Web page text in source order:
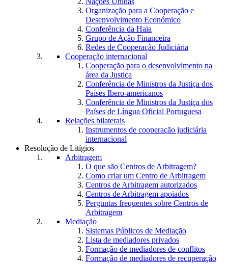
Organização para a Cooperação e
Desenvolvimento Económico
Conferência da Haia
Grupo de Ação Financeira
Redes de Cooperação Judiciária
Cooperação internacional
Cooperação para o desenvolvimento na
área da Justiça
Conferência de Ministros da Justiça dos
Países Ibero-americanos
Conferência de Ministros da Justiça dos
Países de Língua Oficial Portuguesa
Relações bilaterais
Instrumentos de cooperação judiciária
internacional
Resolução de Litígios
Arbitragem
O que são Centros de Arbitragem?
Como criar um Centro de Arbitragem
Centros de Arbitragem autorizados
Centros de Arbitragem apoiados
Perguntas frequentes sobre Centros de
Arbitragem
Mediação
Sistemas Públicos de Mediação
Lista de mediadores privados
Formação de mediadores de conflitos
Formação de mediadores de recuperação